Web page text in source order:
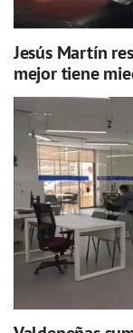
Jesús Martín
mejor tiene